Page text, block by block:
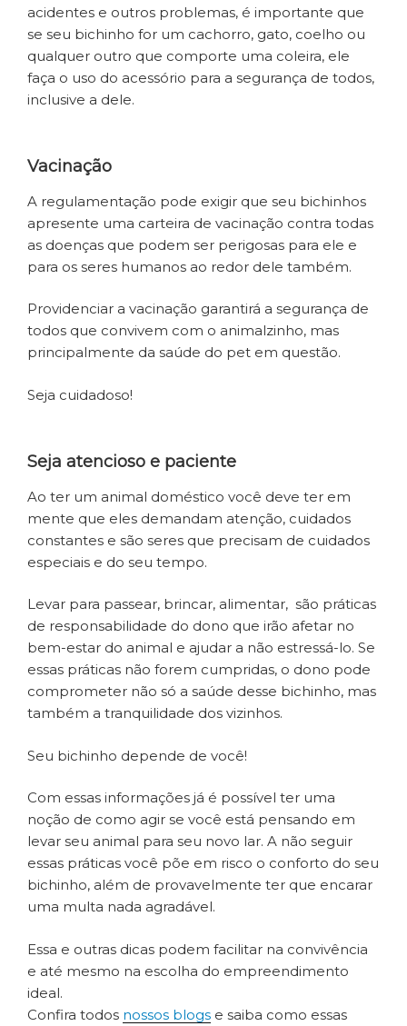
acidentes e outros problemas, é importante que
se seu bichinho for um cachorro, gato, coelho ou
qualquer outro que comporte uma coleira, ele
faça o uso do acessório para a segurança de todos,
inclusive a dele.
Vacinação
A regulamentação pode exigir que seu bichinhos
apresente uma carteira de vacinação contra todas
as doenças que podem ser perigosas para ele e
para os seres humanos ao redor dele também.
Providenciar a vacinação garantirá a segurança de
todos que convivem com o animalzinho, mas
principalmente da saúde do pet em questão.
Seja cuidadoso!
Seja atencioso e paciente
Ao ter um animal doméstico você deve ter em
mente que eles demandam atenção, cuidados
constantes e são seres que precisam de cuidados
especiais e do seu tempo.
Levar para passear, brincar, alimentar, são práticas
de responsabilidade do dono que irão afetar no
bem-estar do animal e ajudar a não estressá-lo. Se
essas práticas não forem cumpridas, o dono pode
comprometer não só a saúde desse bichinho, mas
também a tranquilidade dos vizinhos.
Seu bichinho depende de você!
Com essas informações já é possível ter uma
noção de como agir se você está pensando em
levar seu animal para seu novo lar. A não seguir
essas práticas você põe em risco o conforto do seu
bichinho, além de provavelmente ter que encarar
uma multa nada agradável.
Essa e outras dicas podem facilitar na convivência
e até mesmo na escolha do empreendimento
ideal.
Confira todos nossos blogs e saiba como essas